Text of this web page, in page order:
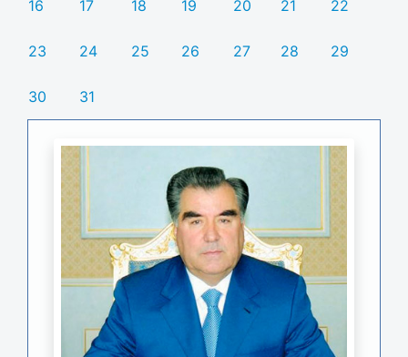
16 17 18 19 20 21 22
23 24 25 26 27 28 29
30 31